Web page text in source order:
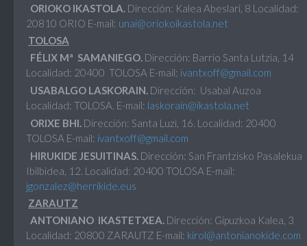
ORIOKO IKASTOLA. Dirección: Kalea Abeslari, 8 Localidad:
20810 ORIO E-mail: unai@oriokoikastola.net
TOLOSA
FÉLIX Mª SAMANIEGO. Dirección: Barrio Santa Lutzia, 14
Localidad: 20400 TOLOSA E-mail: ivantxoff@gmail.com
USABALGO LASKORAIN. Dirección: Usabal Auzoa
Localidad: TOLOSA. E-mail: laskorain@ikastola.net
ORIXE BHI. Dirección: Santa Luzi, 16. Localidad: 20400
TOLOSA E-mail: ivantxoff@gmail.com
HIRUKIDE JESUITINAS. Dirección: San Frantzisko Pasalekua
Ibilbidea, 12. Localidad: 20400 TOLOSA E-mail:
jgonzalez@herrikide.eus
ZARAUTZ
ANTONIANO IKASTETXEA. Dirección: Gipuzkoa Kalea, 3
Localidad: 20800 ZARAUTZ E-mail: kirol@antonianokide.com